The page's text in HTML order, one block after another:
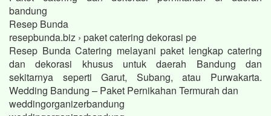
bandung
Resep Bunda
resepbunda.biz › paket catering dekorasi pe
Resep Bunda Catering melayani paket lengkap catering
dan dekorasi khusus untuk daerah Bandung dan
sekitarnya seperti Garut, Subang, atau Purwakarta.
Wedding Bandung – Paket Pernikahan Termurah dan
weddingorganizerbandung